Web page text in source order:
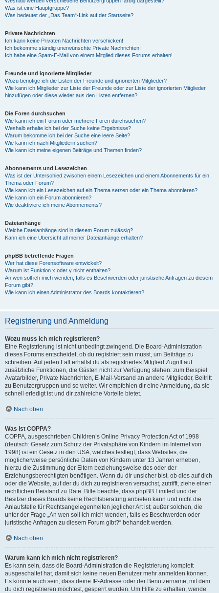
Was ist eine Hauptgruppe?
Was bedeutet der „Das Team“-Link auf der Startseite?
Private Nachrichten
Ich kann keine Privaten Nachrichten verschicken!
Ich bekomme ständig unerwünschte Private Nachrichten!
Ich habe eine Spam-E-Mail von einem Mitglied dieses Forums erhalten!
Freunde und ignorierte Mitglieder
Wozu benötige ich die Listen der Freunde und ignorierten Mitglieder?
Wie kann ich Mitglieder zur Liste der Freunde oder zur Liste der ignorierten Mitglieder
hinzufügen oder diese wieder aus den Listen entfernen?
Die Foren durchsuchen
Wie kann ich ein Forum oder mehrere Foren durchsuchen?
Weshalb erhalte ich bei der Suche keine Ergebnisse?
Warum bekomme ich bei der Suche eine leere Seite?
Wie kann ich nach Mitgliedern suchen?
Wie kann ich meine eigenen Beiträge und Themen finden?
Abonnements und Lesezeichen
Was ist der Unterschied zwischen einem Lesezeichen und einem Abonnements für ein
Thema oder Forum?
Wie kann ich ein Lesezeichen auf ein Thema setzen oder ein Thema abonnieren?
Wie kann ich ein Forum abonnieren?
Wie deaktiviere ich meine Abonnements?
Dateianhänge
Welche Dateianhänge sind in diesem Forum zulässig?
Kann ich eine Übersicht all meiner Dateianhänge erhalten?
phpBB betreffende Fragen
Wer hat diese Forensoftware entwickelt?
Warum ist Funktion x oder y nicht enthalten?
An wen soll ich mich wenden, falls es Beschwerden oder juristische Anfragen zu diesem
Forum gibt?
Wie kann ich einen Administrator des Boards kontaktieren?
Registrierung und Anmeldung
Wozu muss ich mich registrieren?
Eine Registrierung ist nicht unbedingt zwingend. Die Board-Administration
dieses Forums entscheidet, ob du registriert sein musst, um Beiträge zu
schreiben. Auf jeden Fall erhältst du als registriertes Mitglied Zugriff auf
zusätzliche Funktionen, die Gästen nicht zur Verfügung stehen: zum Beispiel
Avatarbilder, Private Nachrichten, E-Mail-Versand an andere Mitglieder, Beitritt
zu Benutzergruppen und so weiter. Wir empfehlen dir eine Anmeldung, da sie
schnell erledigt ist und dir zahlreiche Vorteile bietet.
Nach oben
Was ist COPPA?
COPPA, ausgeschrieben Children’s Online Privacy Protection Act of 1998
(deutsch: Gesetz zum Schutz der Privatsphäre von Kindern im Internet von
1998) ist ein Gesetz in den USA, welches festlegt, dass Websites, die
möglicherweise persönliche Daten von Kindern unter 13 Jahren erheben,
hierzu die Zustimmung der Eltern beziehungsweise des oder der
Erziehungsberechtigten benötigen. Wenn du dir unsicher bist, ob dies auf dich
oder die Website, auf der du dich zu registrieren versuchst, zutrifft, ziehe einen
rechtlichen Beistand zu Rate. Bitte beachte, dass phpBB Limited und der
Besitzer dieses Boards keine Rechtsberatung anbieten kann und nicht die
Anlaufstelle für Rechtsangelegenheiten jeglicher Art ist; außer solchen, die
unter der Frage „An wen soll ich mich wenden, falls es Beschwerden oder
juristische Anfragen zu diesem Forum gibt?“ behandelt werden.
Nach oben
Warum kann ich mich nicht registrieren?
Es kann sein, dass die Board-Administration die Registrierung komplett
ausgeschaltet hat, damit sich keine neuen Benutzer mehr anmelden können.
Es könnte auch sein, dass deine IP-Adresse oder der Benutzername, mit dem
du dich registrieren möchtest, gesperrt wurden. Um Hilfe zu erhalten, wende